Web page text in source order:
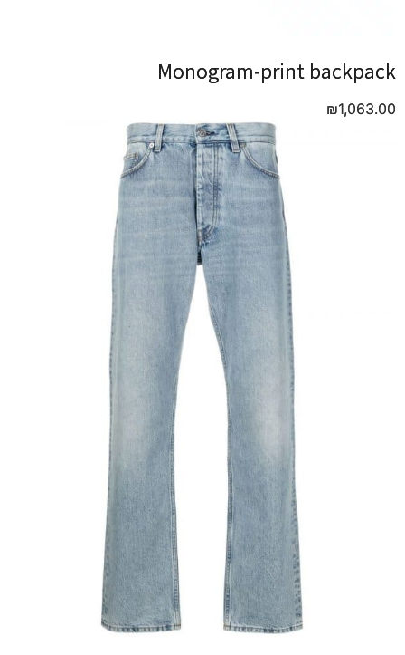
Monogram-print backpack
₪1,063.00
Monogram-print backpack
₪1,063.00